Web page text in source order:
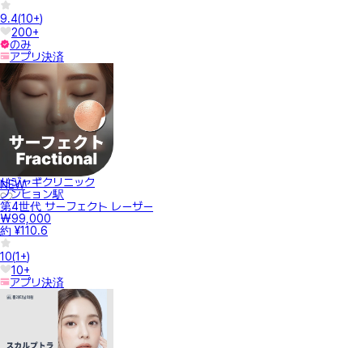
9.4(10+)
200+
のみ
アプリ決済
NEW
ドジャギクリニック
ノンヒョン駅
第4世代 サーフェクト レーザー
₩99,000
約 ¥110.6
10(1+)
10+
アプリ決済